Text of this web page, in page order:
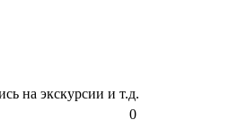
на экскурсии и т.д.
0